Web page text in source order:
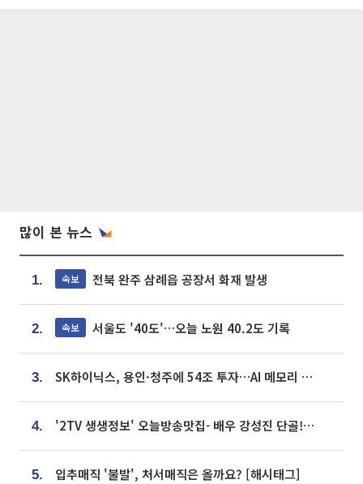
많이 본 뉴스
1. 속보 전북 완주 삼례읍 공장서 화재 발생
2. 속보 서울도 '40도'…오늘 노원 40.2도 기록
3. SK하이닉스, 용인·청주에 54조 투자…AI 메모리 생산기지 키운다
4. '2TV 생생정보' 오늘방송맛집- 배우 강성진 단골! 쌀국수ㆍ푸팟퐁 커리 맛집 '블○○○'
5. 입추매직 '불발', 처서매직은 올까요? [해시태그]